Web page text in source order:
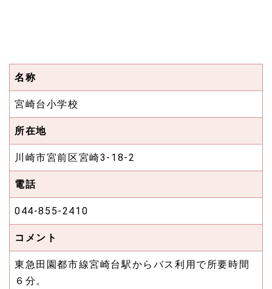
名称
宮崎台小学校
所在地
川崎市宮前区宮崎3-18-2
電話
044-855-2410
コメント
東急田園都市線宮崎台駅からバス利用で所要時間
６分。